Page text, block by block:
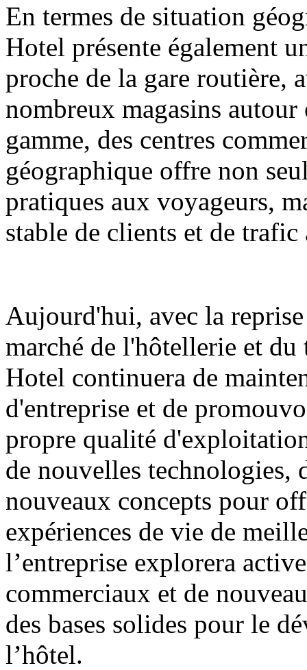
En termes de situation
Hotel présente également
proche de la gare routière,
nombreux magasins autour
gamme, des centres
géographique offre non
pratiques aux voyageurs,
stable de clients et de
Aujourd'hui, avec la
marché de l'hôtellerie et
Hotel continuera de
d'entreprise et de
propre qualité
de nouvelles technologies,
nouveaux concepts pour
expériences de vie de
l’entreprise explorera
commerciaux et de
des bases solides pour le
l’hôtel.